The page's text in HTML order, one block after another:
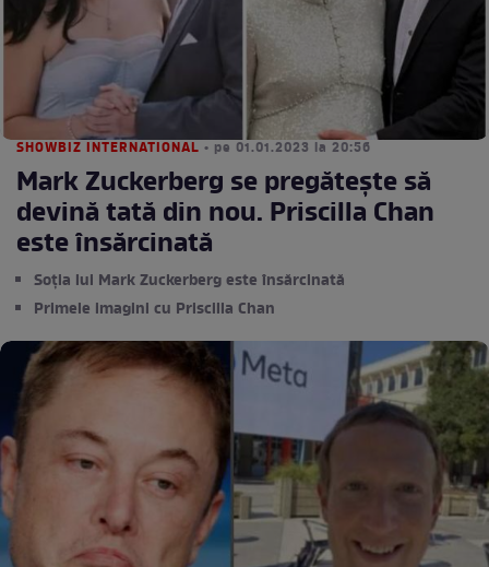
SHOWBIZ INTERNATIONAL • pe 01.01.2023 la 20:56
Mark Zuckerberg se pregătește să
devină tată din nou. Priscilla Chan
este însărcinată
Soția lui Mark Zuckerberg este însărcinată
Primele imagini cu Priscilla Chan